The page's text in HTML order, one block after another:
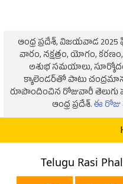
ఆంధ్ర ప్రదేశ్, విజయవాడ 2025
వారం, నక్షత్రం, యోగం,
అశుభ సమయాలు,
క్యాలెండర్‌తో పాటు
రూపొందించిన రోజువారీ తెలుగు
ఆంధ్ర ప్రదేశ్.ఈ రోజు
Telugu Rasi